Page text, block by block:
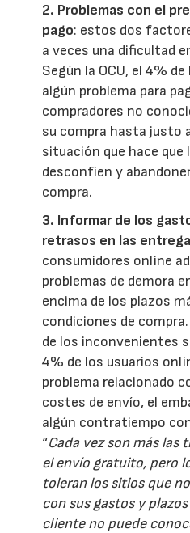
2. Problemas con el
pago: estos dos
a veces una dificultad
Según la OCU, el 4%
algún problema para
compradores no
su compra hasta justo
situación que hace
desconfíen y
compra.
3. Informar de los
retrasos en las
consumidores online
problemas de demora
encima de los plazos
condiciones de
de los inconvenientes
4% de los usuarios
problema relacionado
costes de envío, el
algún contratiempo
“Cada vez son más las
el envío gratuito, pero
toleran los sitios que
con sus gastos y
cliente no puede